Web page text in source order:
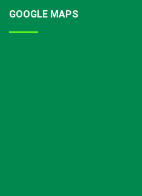
GOOGLE MAPS